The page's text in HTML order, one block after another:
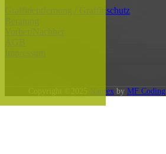
Graffitientfernung / Graffitischutz
Beratung
Vorher/Nachher
AGB
Impressum
Naprex by MF Coding